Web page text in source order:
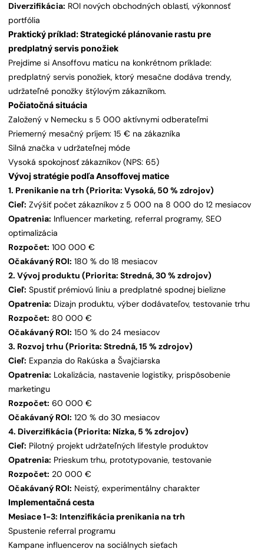
Diverzifikácia: ROI nových obchodných oblastí, výkonnosť
portfólia
Praktický príklad: Strategické plánovanie rastu pre
predplatný servis ponožiek
Prejdime si Ansoffovu maticu na konkrétnom príklade:
predplatný servis ponožiek, ktorý mesačne dodáva trendy,
udržateľné ponožky štýlovým zákazníkom.
Počiatočná situácia
Založený v Nemecku s 5 000 aktívnymi odberateľmi
Priemerný mesačný príjem: 15 € na zákazníka
Silná značka v udržateľnej móde
Vysoká spokojnosť zákazníkov (NPS: 65)
Vývoj stratégie podľa Ansoffovej matice
1. Prenikanie na trh (Priorita: Vysoká, 50 % zdrojov)
Cieľ: Zvýšiť počet zákazníkov z 5 000 na 8 000 do 12 mesiacov
Opatrenia: Influencer marketing, referral programy, SEO
optimalizácia
Rozpočet: 100 000 €
Očakávaný ROI: 180 % do 18 mesiacov
2. Vývoj produktu (Priorita: Stredná, 30 % zdrojov)
Cieľ: Spustiť prémiovú líniu a predplatné spodnej bielizne
Opatrenia: Dizajn produktu, výber dodávateľov, testovanie trhu
Rozpočet: 80 000 €
Očakávaný ROI: 150 % do 24 mesiacov
3. Rozvoj trhu (Priorita: Stredná, 15 % zdrojov)
Cieľ: Expanzia do Rakúska a Švajčiarska
Opatrenia: Lokalizácia, nastavenie logistiky, prispôsobenie
marketingu
Rozpočet: 60 000 €
Očakávaný ROI: 120 % do 30 mesiacov
4. Diverzifikácia (Priorita: Nízka, 5 % zdrojov)
Cieľ: Pilotný projekt udržateľných lifestyle produktov
Opatrenia: Prieskum trhu, prototypovanie, testovanie
Rozpočet: 20 000 €
Očakávaný ROI: Neistý, experimentálny charakter
Implementačná cesta
Mesiace 1-3: Intenzifikácia prenikania na trh
Spustenie referral programu
Kampane influencerov na sociálnych sieťach